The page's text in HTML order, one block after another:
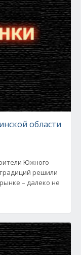
области
Южного
решили
– далеко не